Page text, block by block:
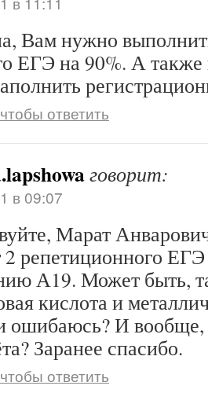
Вам нужно
ЕГЭ на 90%. А также
ответить
говорит:
в 09:07
Марат
2 репетиционного
А19. Может быть,
кислота и
ошибаюсь? И вообще,
Заранее спасибо.
ответить